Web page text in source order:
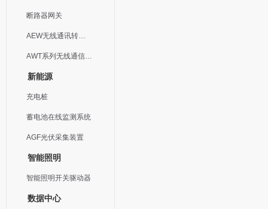
断路器网关
AEW无线通讯转换器
AWT系列无线通信终端
新能源
充电桩
蓄电池在线监测系统
AGF光伏采集装置
智能照明
智能照明开关驱动器
数据中心